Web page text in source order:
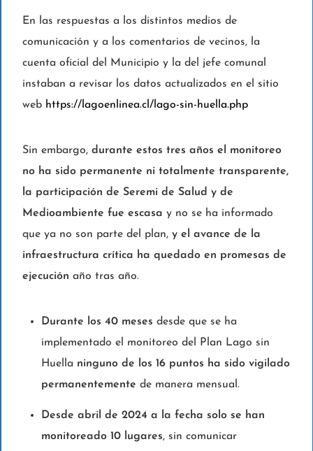
En las respuestas a los distintos medios de
comunicación y a los comentarios de vecinos, la
cuenta oficial del Municipio y la del jefe comunal
instaban a revisar los datos actualizados en el sitio
web https://lagoenlinea.cl/lago-sin-huella.php
Sin embargo, durante estos tres años el monitoreo
no ha sido permanente ni totalmente transparente,
la participación de Seremi de Salud y de
Medioambiente fue escasa y no se ha informado
que ya no son parte del plan, y el avance de la
infraestructura crítica ha quedado en promesas de
ejecución año tras año.
Durante los 40 meses desde que se ha
implementado el monitoreo del Plan Lago sin
Huella ninguno de los 16 puntos ha sido vigilado
permanentementede manera mensual.
Desde abril de 2024 a la fecha solo se han
monitoreado 10 lugares, sin comunicar